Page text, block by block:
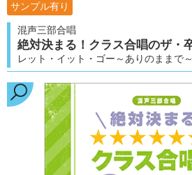
サンプル有り
混声三部合唱
絶対決まる！クラス合唱のザ・
レット・イット・ゴー～ありのままで～